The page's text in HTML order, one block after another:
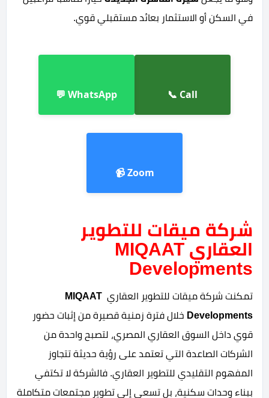
في السكن أو الاستثمار بعائد مستقبلي قوي.
Call 📞
WhatsApp 💬
Zoom 📹
شركة ميقات للتطوير
العقاري MIQAAT
Developments
تمكنت شركة ميقات للتطوير العقاري MIQAAT
Developments خلال فترة زمنية قصيرة من إثبات حضور
قوي داخل السوق العقاري المصري، لتصبح واحدة من
الشركات الصاعدة التي تعتمد على رؤية حديثة تتجاوز
المفهوم التقليدي للتطوير العقاري. فالشركة لا تكتفي
ببناء وحدات سكنية، بل تسعى إلى تطوير مجتمعات متكاملة